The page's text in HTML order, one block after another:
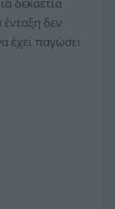
δεν
έχει παγώσει